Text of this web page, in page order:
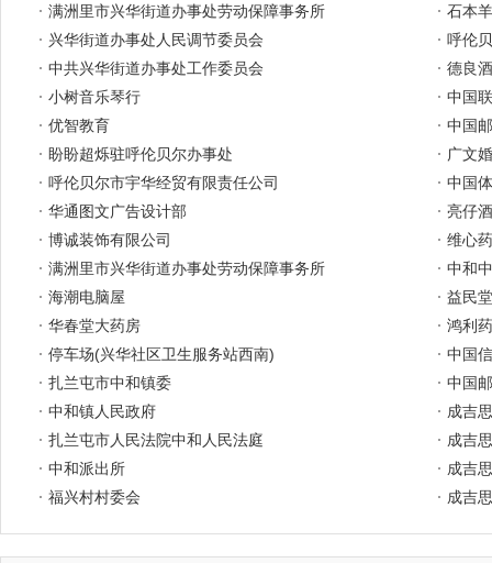
满洲里市兴华街道办事处劳动保障事务所
兴华街道办事处人民调节委员会
中共兴华街道办事处工作委员会
小树音乐琴行
优智教育
盼盼超烁驻呼伦贝尔办事处
呼伦贝尔市宇华经贸有限责任公司
华通图文广告设计部
博诚装饰有限公司
满洲里市兴华街道办事处劳动保障事务所
海潮电脑屋
华春堂大药房
停车场(兴华社区卫生服务站西南)
扎兰屯市中和镇委
中和镇人民政府
扎兰屯市人民法院中和人民法庭
中和派出所
福兴村村委会
石本
呼伦
德良
中国
中国
广文
中国
亮仔
维心
中和
益民
鸿利
中国
中国
成吉
成吉
成吉
成吉